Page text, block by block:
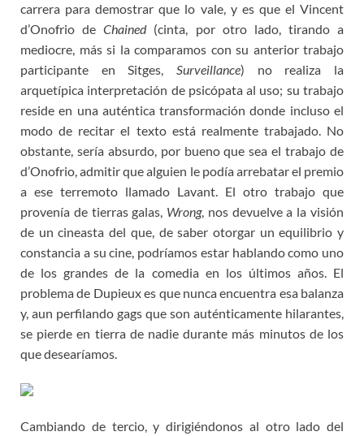
carrera para demostrar que lo vale, y es que el Vincent
d’Onofrio de Chained(cinta, por otro lado, tirando a
mediocre, más si la comparamos con su anterior trabajo
participante en Sitges, Surveillance) no realiza la
arquetípica interpretación de psicópata al uso; su trabajo
reside en una auténtica transformación donde incluso el
modo de recitar el texto está realmente trabajado. No
obstante, sería absurdo, por bueno que sea el trabajo de
d’Onofrio, admitir que alguien le podía arrebatar el premio
a ese terremoto llamado Lavant. El otro trabajo que
provenía de tierras galas, Wrong, nos devuelve a la visión
de un cineasta del que, de saber otorgar un equilibrio y
constancia a su cine, podríamos estar hablando como uno
de los grandes de la comedia en los últimos años. El
problema de Dupieux es que nunca encuentra esa balanza
y, aun perfilando gags que son auténticamente hilarantes,
se pierde en tierra de nadie durante más minutos de los
que desearíamos.
Cambiando de tercio, y dirigiéndonos al otro lado del